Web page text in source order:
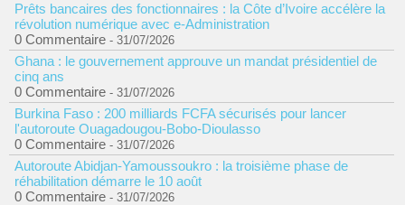
Prêts bancaires des fonctionnaires : la Côte d’Ivoire accélère la
révolution numérique avec e-Administration
0 Commentaire - 31/07/2026
Ghana : le gouvernement approuve un mandat présidentiel de
cinq ans
0 Commentaire - 31/07/2026
Burkina Faso : 200 milliards FCFA sécurisés pour lancer
l'autoroute Ouagadougou-Bobo-Dioulasso
0 Commentaire - 31/07/2026
Autoroute Abidjan-Yamoussoukro : la troisième phase de
réhabilitation démarre le 10 août
0 Commentaire - 31/07/2026